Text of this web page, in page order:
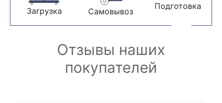
Загрузка Самовывоз
Подготовка
Отзывы наших
покупателей